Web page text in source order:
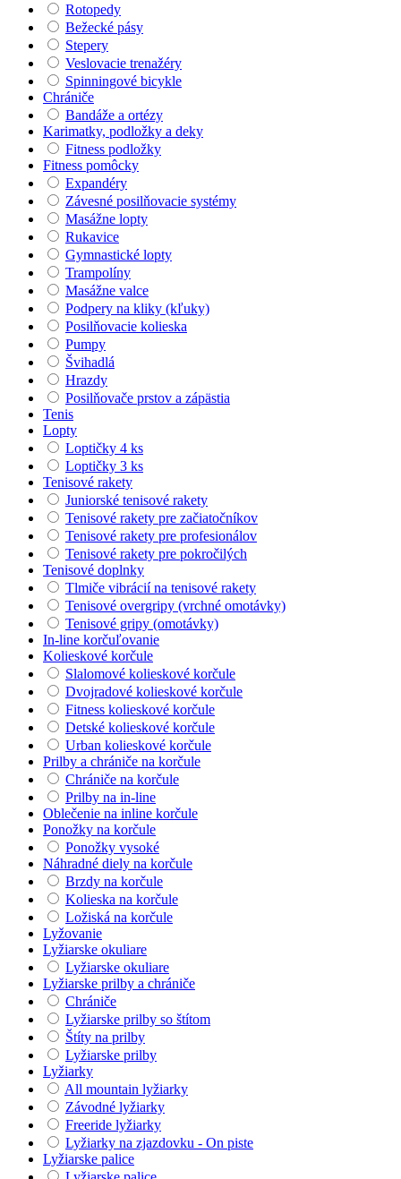
Rotopedy
Bežecké pásy
Stepery
Veslovacie trenažéry
Spinningové bicykle
Chrániče
Bandáže a ortézy
Karimatky, podložky a deky
Fitness podložky
Fitness pomôcky
Expandéry
Závesné posilňovacie systémy
Masážne lopty
Rukavice
Gymnastické lopty
Trampolíny
Masážne valce
Podpery na kliky (kľuky)
Posilňovacie kolieska
Pumpy
Švihadlá
Hrazdy
Posilňovače prstov a zápästia
Tenis
Lopty
Loptičky 4 ks
Loptičky 3 ks
Tenisové rakety
Juniorské tenisové rakety
Tenisové rakety pre začiatočníkov
Tenisové rakety pre profesionálov
Tenisové rakety pre pokročilých
Tenisové doplnky
Tlmiče vibrácií na tenisové rakety
Tenisové overgripy (vrchné omotávky)
Tenisové gripy (omotávky)
In-line korčuľovanie
Kolieskové korčule
Slalomové kolieskové korčule
Dvojradové kolieskové korčule
Fitness kolieskové korčule
Detské kolieskové korčule
Urban kolieskové korčule
Prilby a chrániče na korčule
Chrániče na korčule
Prilby na in-line
Oblečenie na inline korčule
Ponožky na korčule
Ponožky vysoké
Náhradné diely na korčule
Brzdy na korčule
Kolieska na korčule
Ložiská na korčule
Lyžovanie
Lyžiarske okuliare
Lyžiarske okuliare
Lyžiarske prilby a chrániče
Chrániče
Lyžiarske prilby so štítom
Štíty na prilby
Lyžiarske prilby
Lyžiarky
All mountain lyžiarky
Závodné lyžiarky
Freeride lyžiarky
Lyžiarky na zjazdovku - On piste
Lyžiarske palice